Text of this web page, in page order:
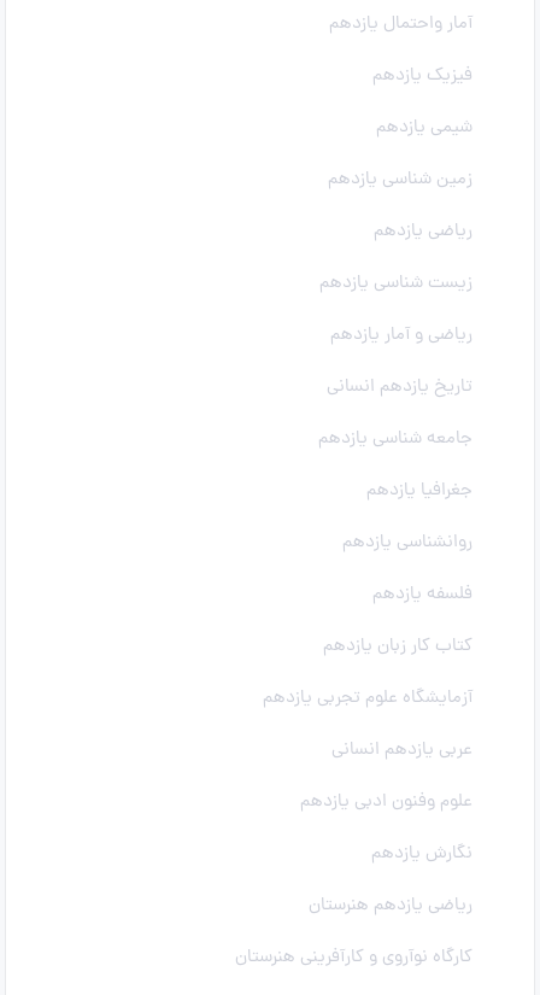
آمار واحتمال یازدهم
فیزیک یازدهم
شیمی یازدهم
زمین شناسی یازدهم
ریاضی یازدهم
زیست شناسی یازدهم
ریاضی و آمار یازدهم
تاریخ یازدهم انسانی
جامعه شناسی یازدهم
جغرافیا یازدهم
روانشناسی یازدهم
فلسفه یازدهم
کتاب کار زبان یازدهم
آزمایشگاه علوم تجربی یازدهم
عربی یازدهم انسانی
علوم وفنون ادبی یازدهم
نگارش یازدهم
ریاضی یازدهم هنرستان
کارگاه نوآروی و کارآفرینی هنرستان